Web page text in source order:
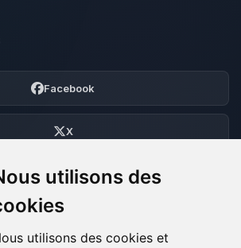
utilisons des
utilisons des cookies et
Facebook
X
Discord
Forum